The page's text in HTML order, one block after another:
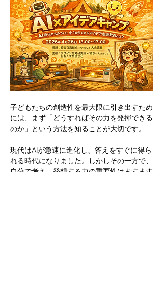
子どもたちの創造性を最大限に引き出すため
には、まず「どうすればその力を発揮できる
のか」という方法を知ることが大切です。
現代はAIが急速に進化し、答えをすぐに得ら
れる時代になりました。しかしその一方で、
自分で考え、発想する力の重要性はますます